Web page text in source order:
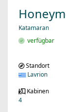
Katamaran
verfügbar
Standort
Lavrion
Kabinen
4